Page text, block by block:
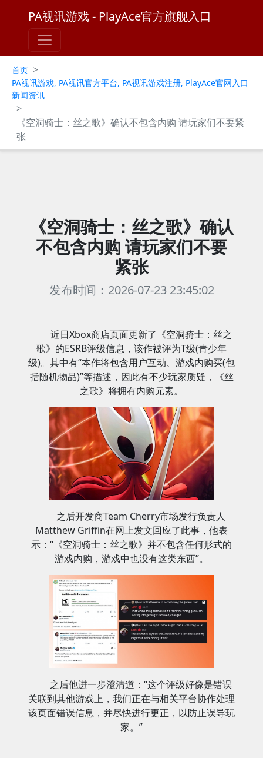
PA视讯游戏 - PlayAce官方旗舰入口
首页 >
PA视讯游戏, PA视讯官方平台, PA视讯游戏注册, PlayAce官网入口
新闻资讯
>
《空洞骑士：丝之歌》确认不包含内购 请玩家们不要紧
张
《空洞骑士：丝之歌》确认
不包含内购 请玩家们不要
紧张
发布时间：2026-07-23 23:45:02
近日Xbox商店页面更新了《空洞骑士：丝之
歌》的ESRB评级信息，该作被评为T级(青少年
级)。其中有“本作将包含用户互动、游戏内购买(包
括随机物品)”等描述，因此有不少玩家质疑，《丝
之歌》将拥有内购元素。
之后开发商Team Cherry市场发行负责人
Matthew Griffin在网上发文回应了此事，他表
示：“《空洞骑士：丝之歌》并不包含任何形式的
游戏内购，游戏中也没有这类东西”。
之后他进一步澄清道：“这个评级好像是错误
关联到其他游戏上，我们正在与相关平台协作处理
该页面错误信息，并尽快进行更正，以防止误导玩
家。”